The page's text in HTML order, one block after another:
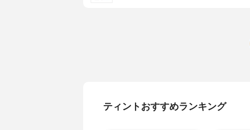
ティントおすすめランキング